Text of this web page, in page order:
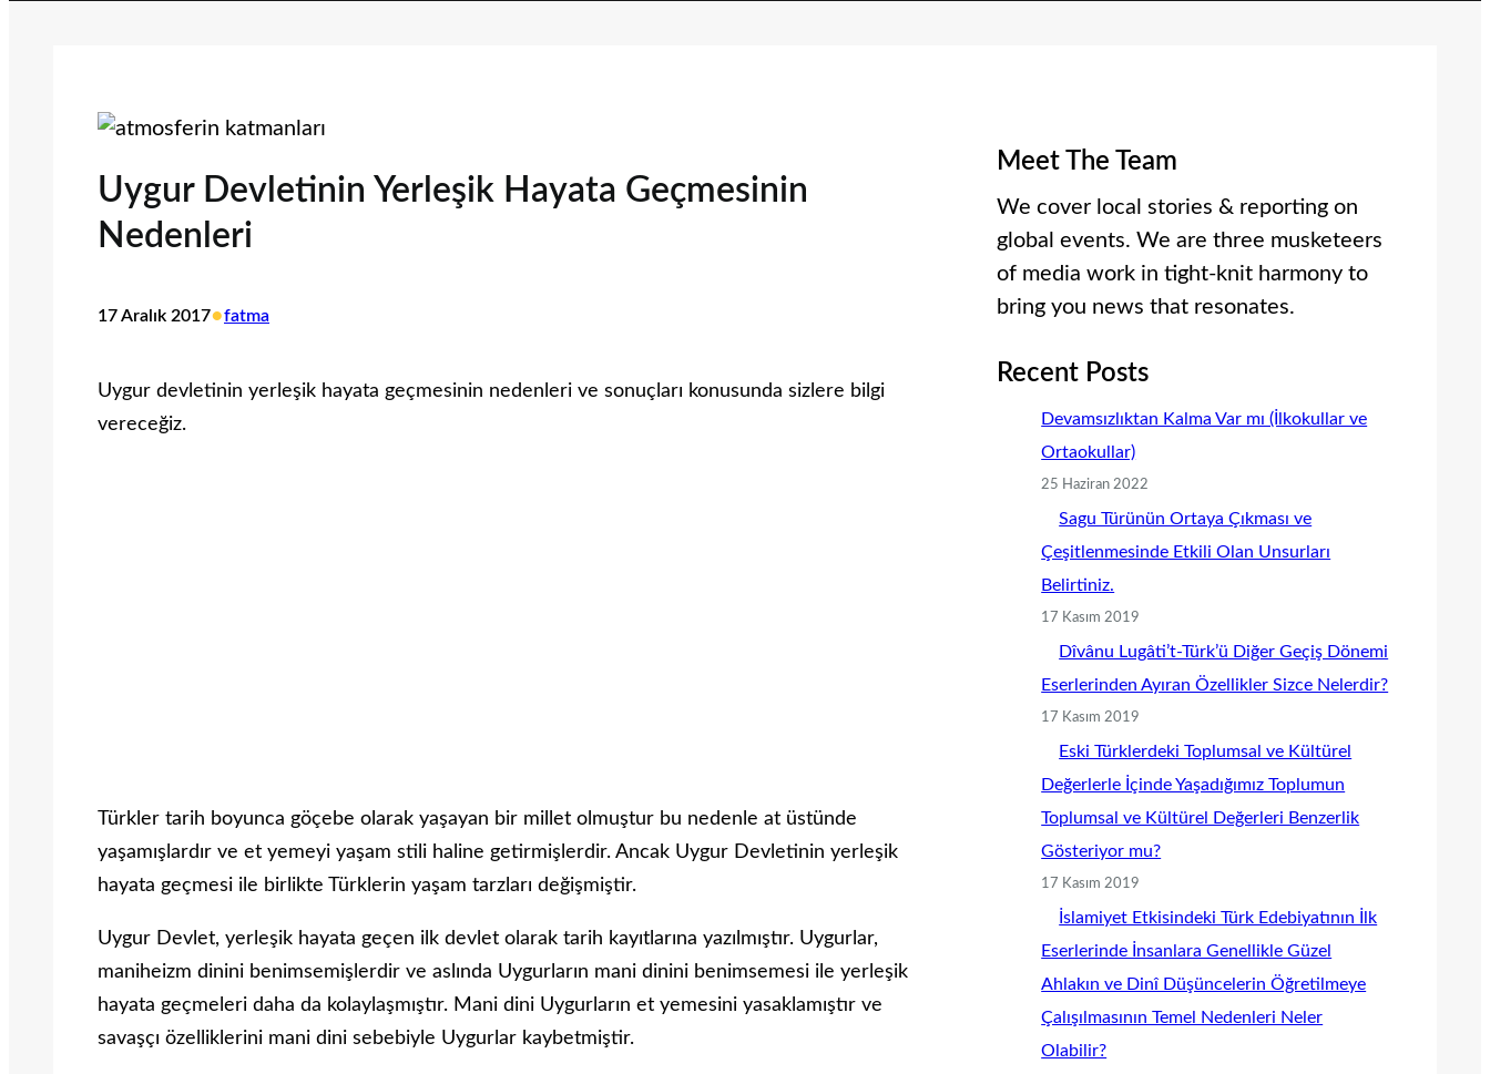
Uygur Devletinin Yerleşik Hayata Geçmesinin
Nedenleri
17 Aralık 2017•fatma
Uygur devletinin yerleşik hayata geçmesinin nedenleri ve sonuçları konusunda sizlere bilgi
vereceğiz.
Türkler tarih boyunca göçebe olarak yaşayan bir millet olmuştur bu nedenle at üstünde
yaşamışlardır ve et yemeyi yaşam stili haline getirmişlerdir. Ancak Uygur Devletinin yerleşik
hayata geçmesi ile birlikte Türklerin yaşam tarzları değişmiştir.
Uygur Devlet, yerleşik hayata geçen ilk devlet olarak tarih kayıtlarına yazılmıştır. Uygurlar,
maniheizm dinini benimsemişlerdir ve aslında Uygurların mani dinini benimsemesi ile yerleşik
hayata geçmeleri daha da kolaylaşmıştır. Mani dini Uygurların et yemesini yasaklamıştır ve
savaşçı özelliklerini mani dini sebebiyle Uygurlar kaybetmiştir.
Meet The Team
We cover local stories & reporting on
global events. We are three musketeers
of media work in tight-knit harmony to
bring you news that resonates.
Recent Posts
Devamsızlıktan Kalma Var mı (İlkokullar ve
Ortaokullar)
25 Haziran 2022
Sagu Türünün Ortaya Çıkması ve
Çeşitlenmesinde Etkili Olan Unsurları
Belirtiniz.
17 Kasım 2019
Dîvânu Lugâti’t-Türk’ü Diğer Geçiş Dönemi
Eserlerinden Ayıran Özellikler Sizce Nelerdir?
17 Kasım 2019
Eski Türklerdeki Toplumsal ve Kültürel
Değerlerle İçinde Yaşadığımız Toplumun
Toplumsal ve Kültürel Değerleri Benzerlik
Gösteriyor mu?
17 Kasım 2019
İslamiyet Etkisindeki Türk Edebiyatının İlk
Eserlerinde İnsanlara Genellikle Güzel
Ahlakın ve Dinî Düşüncelerin Öğretilmeye
Çalışılmasının Temel Nedenleri Neler
Olabilir?